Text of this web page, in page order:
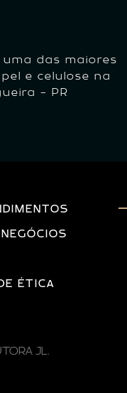
das maiores
e celulose na
- PR
ÉTICA
JL.